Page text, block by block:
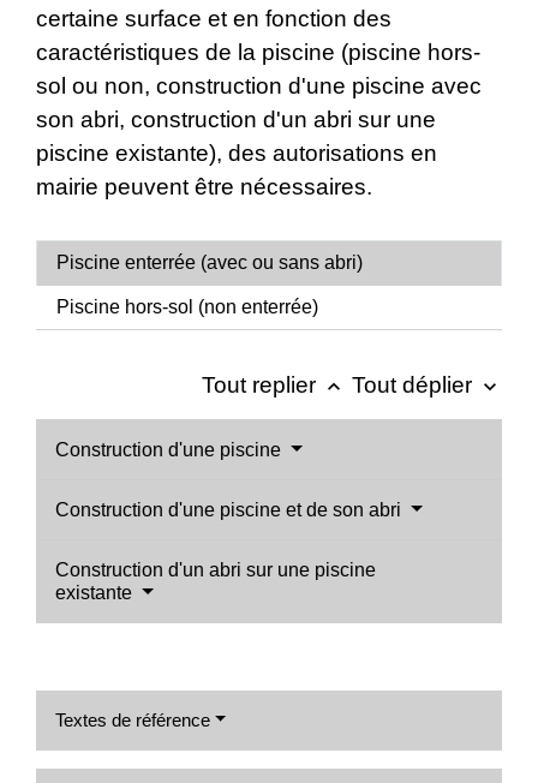
certaine surface et en fonction des
caractéristiques de la piscine (piscine hors-
sol ou non, construction d'une piscine avec
son abri, construction d'un abri sur une
piscine existante), des autorisations en
mairie peuvent être nécessaires.
Piscine enterrée (avec ou sans abri)
Piscine hors-sol (non enterrée)
Tout replier keyboard_arrow_up Tout déplier keyboard_arrow_down
Construction d'une piscine
Construction d'une piscine et de son abri
Construction d'un abri sur une piscine
existante
Textes de référence